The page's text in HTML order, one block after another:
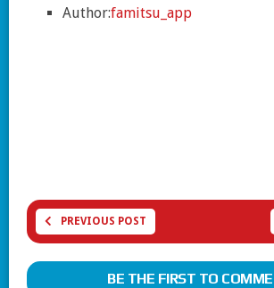
Author:famitsu_app
PREVIOUS POST
BE THE FIRST TO